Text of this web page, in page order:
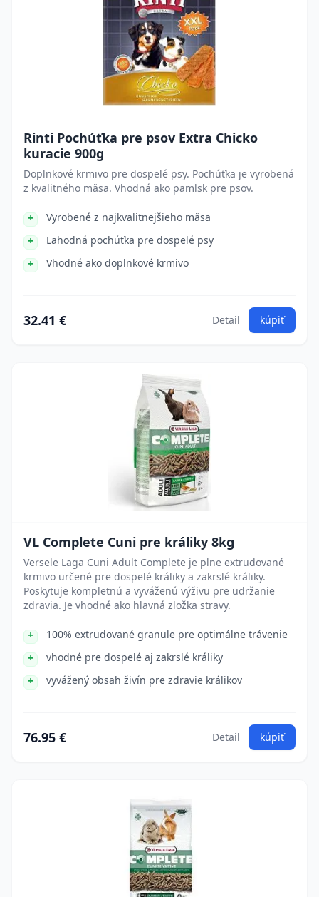
Rinti Pochúťka pre psov Extra Chicko
kuracie 900g
Doplnkové krmivo pre dospelé psy. Pochúťka je vyrobená
z kvalitného mäsa. Vhodná ako pamlsk pre psov.
Vyrobené z najkvalitnejšieho mäsa
Lahodná pochúťka pre dospelé psy
Vhodné ako doplnkové krmivo
32.41 € Detail kúpiť
VL Complete Cuni pre králiky 8kg
Versele Laga Cuni Adult Complete je plne extrudované
krmivo určené pre dospelé králiky a zakrslé králiky.
Poskytuje kompletnú a vyváženú výživu pre udržanie
zdravia. Je vhodné ako hlavná zložka stravy.
100% extrudované granule pre optimálne trávenie
vhodné pre dospelé aj zakrslé králiky
vyvážený obsah živín pre zdravie králikov
76.95 € Detail kúpiť